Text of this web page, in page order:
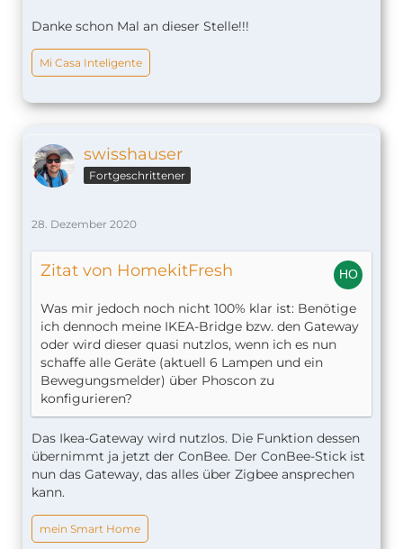
Danke schon Mal an dieser Stelle!!!
Mi Casa Inteligente
swisshauser
Fortgeschrittener
28. Dezember 2020
Zitat von HomekitFresh
Was mir jedoch noch nicht 100% klar ist: Benötige
ich dennoch meine IKEA-Bridge bzw. den Gateway
oder wird dieser quasi nutzlos, wenn ich es nun
schaffe alle Geräte (aktuell 6 Lampen und ein
Bewegungsmelder) über Phoscon zu
konfigurieren?
Das Ikea-Gateway wird nutzlos. Die Funktion dessen
übernimmt ja jetzt der ConBee. Der ConBee-Stick ist
nun das Gateway, das alles über Zigbee ansprechen
kann.
mein Smart Home